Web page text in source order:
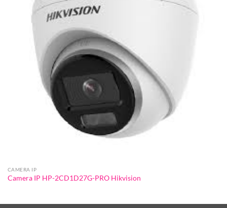
CAMERA IP
Camera IP HP-2CD1D27G-PRO Hikvision